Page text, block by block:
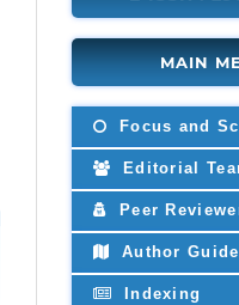
MAIN
Focus and
Editorial
Peer
Author
Indexing